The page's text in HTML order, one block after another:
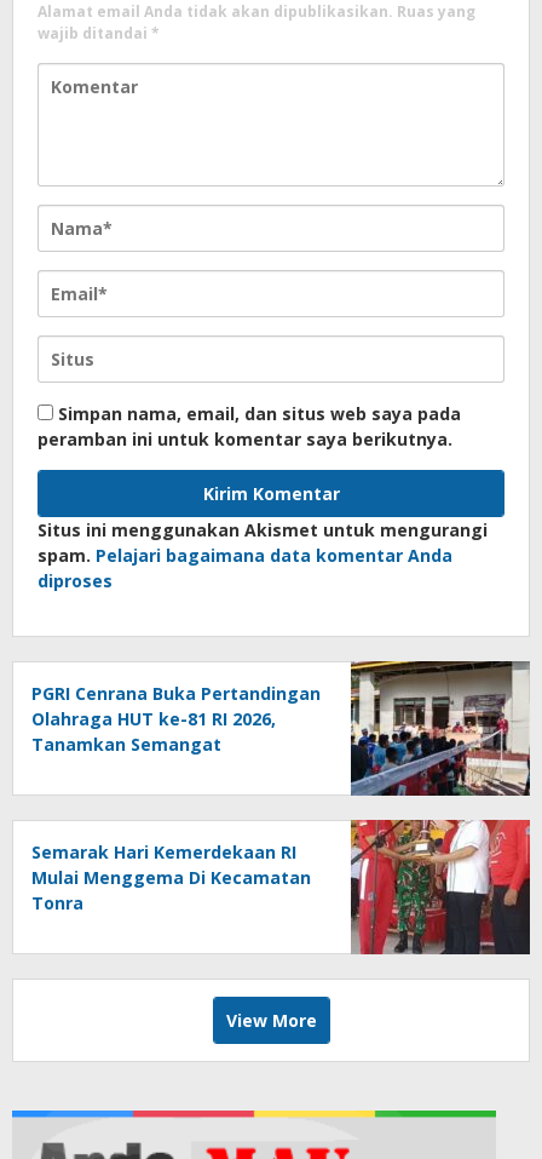
Alamat email Anda tidak akan dipublikasikan. Ruas yang
wajib ditandai *
Simpan nama, email, dan situs web saya pada
peramban ini untuk komentar saya berikutnya.
Situs ini menggunakan Akismet untuk mengurangi
spam. Pelajari bagaimana data komentar Anda
diproses
PGRI Cenrana Buka Pertandingan
Olahraga HUT ke-81 RI 2026,
Tanamkan Semangat
Semarak Hari Kemerdekaan RI
Mulai Menggema Di Kecamatan
Tonra
View More